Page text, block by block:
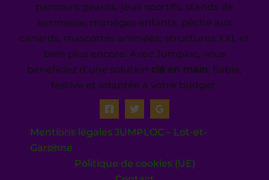
parcours géants, jeux sportifs, stands de
kermesse, manèges enfants, pêche aux
canards, mascottes animées, structures XXL et
bien plus encore. Avec Jumploc, vous
bénéficiez d’une solution clé en main, fiable,
festive et adaptée à votre budget.
Mentions légales JUMPLOC – Lot-et-
Garonne
Politique de cookies (UE)